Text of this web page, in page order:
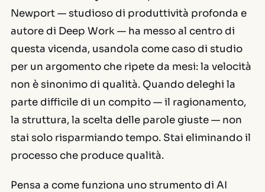
Newport — studioso di produttività profonda e
autore di Deep Work— ha messo al centro di
questa vicenda, usandola come caso di studio
per un argomento che ripete da mesi: la velocità
non è sinonimo di qualità. Quando deleghi la
parte difficile di un compito — il ragionamento,
la struttura, la scelta delle parole giuste — non
stai solo risparmiando tempo. Stai eliminando il
processo che produce qualità.
Pensa a come funziona uno strumento di AI